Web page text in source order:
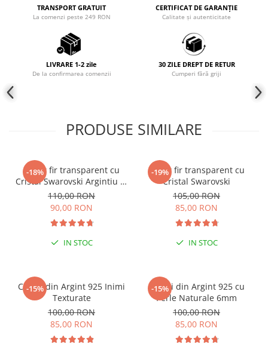
COLIERE
Coliere cu mărgele colorate și
Coliere cu pietre semiprețioase
TRANSPORT GRATUIT
La comenzi peste 249 RON
CERTIFICAT DE GARANȚIE
Calitate și autenticitate
LIVRARE 1-2 zile
De la confirmarea comenzii
30 ZILE DREPT DE RETUR
Cumperi fără griji
PRODUSE SIMILARE
-18%
Colier fir transparent cu
Cristal Swarovski Argintiu in
Caseta din Argint 925
110,00 RON
90,00 RON
IN STOC
-19%
Colier fir transparent cu
Cristal Swarovski
105,00 RON
85,00 RON
IN STOC
-15%
Cercei din Argint 925 Inimi
Texturate
100,00 RON
85,00 RON
-15%
Cercei din Argint 925 cu
Perle Naturale 6mm
100,00 RON
85,00 RON